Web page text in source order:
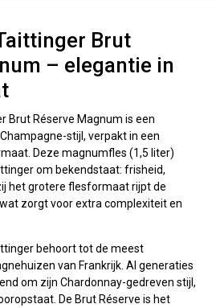
Brut
– elegantie in
Brut Réserve Magnum is een
stijl, verpakt in een
Deze magnumfles (1,5 liter)
om bekendstaat: frisheid,
het grotere flesformaat rijpt de
zorgt voor extra complexiteit en
behoort tot de meest
van Frankrijk. Al generaties
om zijn Chardonnay-gedreven stijl,
De Brut Réserve is het